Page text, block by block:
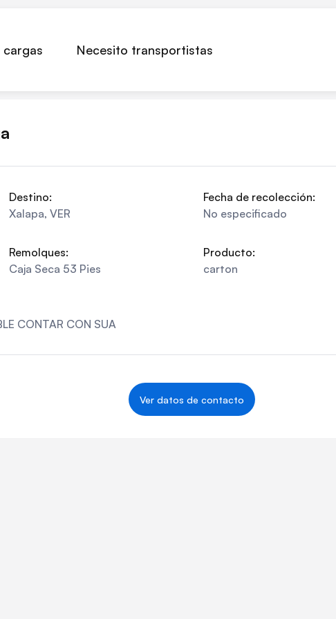
cargas Necesito transportistas
Destino:
Xalapa, VER
Fecha de recolección:
No especificado
Remolques:
Caja Seca 53 Pies
Producto:
carton
CONTAR CON SUA
Ver datos de contacto